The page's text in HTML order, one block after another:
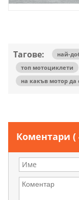
Тагове:
най-
топ мотоциклети
на какъв мотор да
Коментари (